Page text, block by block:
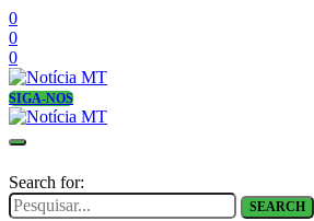
0
0
0
SIGA-NOS
Search for:
SEARCH